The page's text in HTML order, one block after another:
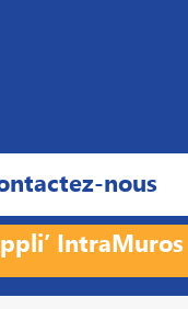
nous
IntraMuros